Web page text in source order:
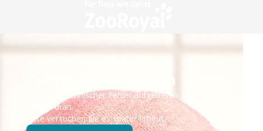
Technisches Problem
Es ist ein technischer Fehler aufgetreten – wir sind
bereits dran.
Bitte versuchen Sie es später erneut.